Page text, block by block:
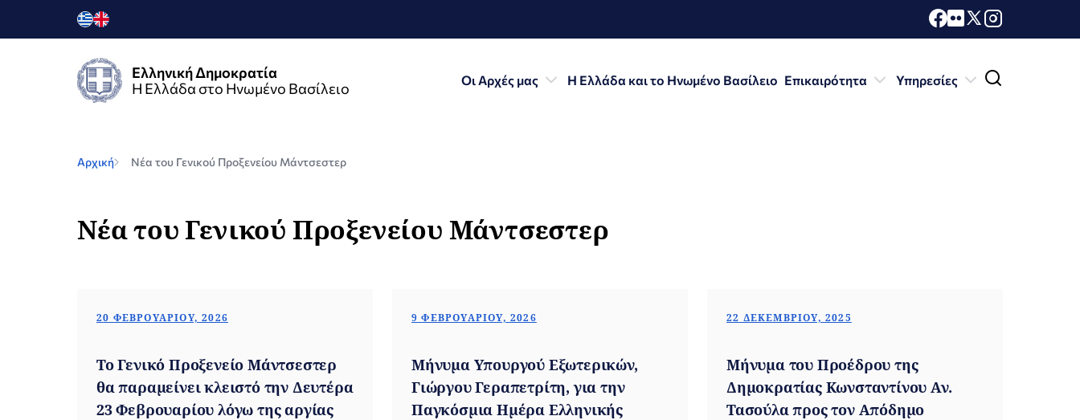
Ελληνική Δημοκρατία
Η Ελλάδα στο Ηνωμένο Βασίλειο
Οι Αρχές μας Η Ελλάδα και το Ηνωμένο Βασίλειο Επικαιρότητα Υπηρεσίες
Αρχική Νέα του Γενικού Προξενείου Μάντσεστερ
Νέα του Γενικού Προξενείου Μάντσεστερ
20 ΦΕΒΡΟΥΑΡΊΟΥ, 2026
Το Γενικό Προξενείο Μάντσεστερ
θα παραμείνει κλειστό την Δευτέρα
23 Φεβρουαρίου λόγω της αργίας
9 ΦΕΒΡΟΥΑΡΊΟΥ, 2026
Μήνυμα Υπουργού Εξωτερικών,
Γιώργου Γεραπετρίτη, για την
Παγκόσμια Ημέρα Ελληνικής
22 ΔΕΚΕΜΒΡΊΟΥ, 2025
Μήνυμα του Προέδρου της
Δημοκρατίας Κωνσταντίνου Αν.
Τασούλα προς τον Απόδημο